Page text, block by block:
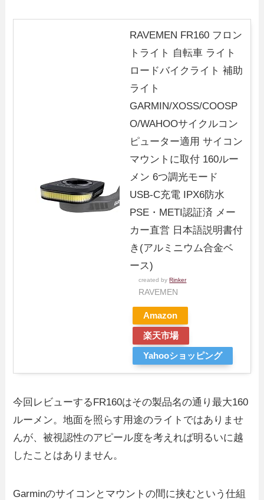
RAVEMEN FR160 フロン
トライト 自転車 ライト
ロードバイクライト 補助
ライト
GARMIN/XOSS/COOSP
O/WAHOOサイクルコン
ピューター適用 サイコン
マウントに取付 160ルー
メン 6つ調光モード
USB-C充電 IPX6防水
PSE・METI認証済 メー
カー直営 日本語説明書付
き(アルミニウム合金ベ
ース)
created by Rinker
RAVEMEN
Amazon
楽天市場
Yahooショッピング
今回レビューするFR160はその製品名の通り最大160
ルーメン。地面を照らす用途のライトではありませ
んが、被視認性のアピール度を考えれば明るいに越
したことはありません。
Garminのサイコンとマウントの間に挟むという仕組